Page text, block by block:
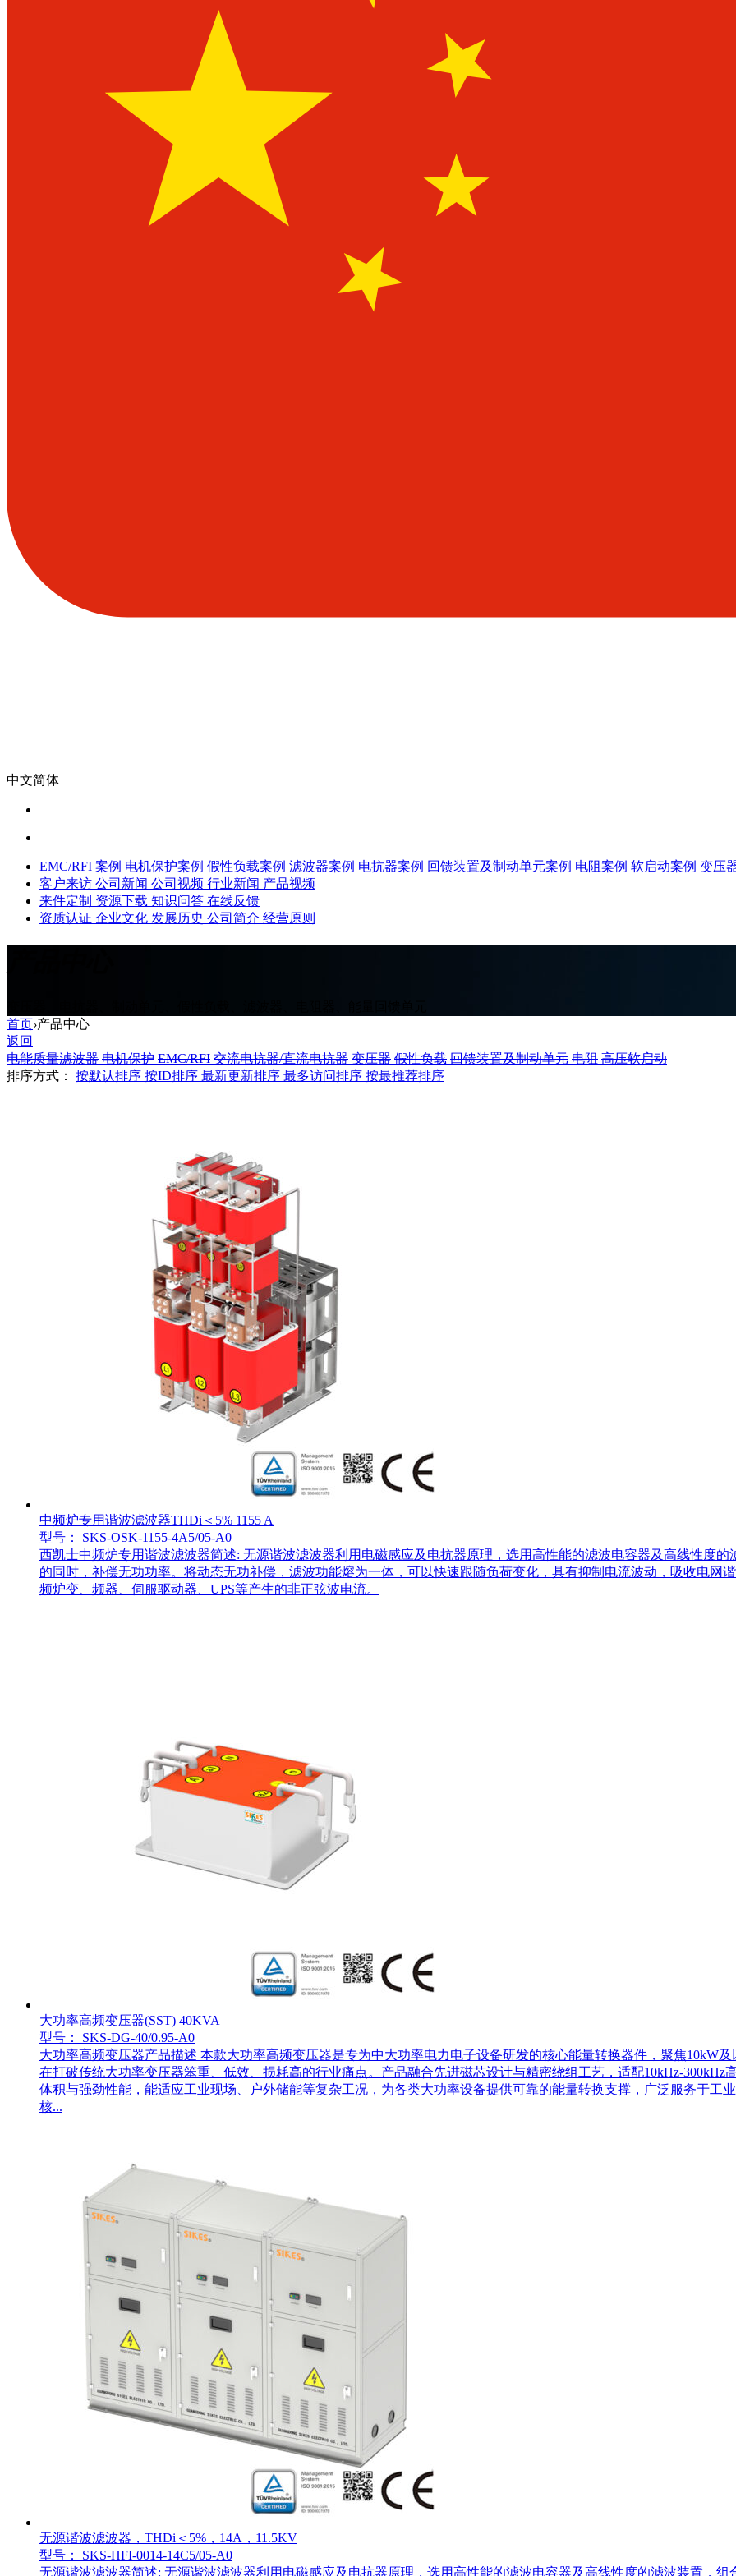
中文简体
EMC/RFI 案例 电机保护案例 假性负载案例 滤波器案例 电抗器案例 回馈装置及制动单元案例 电阻案例 软启动案例 变压
客户来访 公司新闻 公司视频 行业新闻 产品视频
来件定制 资源下载 知识问答 在线反馈
资质认证 企业文化 发展历史 公司简介 经营原则
首页›产品中心
返回
电能质量滤波器 电机保护 EMC/RFI 交流电抗器/直流电抗器 变压器 假性负载 回馈装置及制动单元 电阻 高压软启动
排序方式：
按默认排序 按ID排序 最新更新排序 最多访问排序 按最推荐排序
中频炉专用谐波滤波器THDi＜5% 1155 A
型号： SKS-OSK-1155-4A5/05-A0
西凯士中频炉专用谐波滤波器简述: 无源谐波滤波器利用电磁感应及电抗器原理，选用高性能的滤波电容器及高线性度
的同时，补偿无功功率。将动态无功补偿，滤波功能熔为一体，可以快速跟随负荷变化，具有抑制电流波动，吸收电网
频炉变、频器、伺服驱动器、UPS等产生的非正弦波电流。
大功率高频变压器(SST) 40KVA
型号： SKS-DG-40/0.95-A0
大功率高频变压器产品描述 本款大功率高频变压器是专为中大功率电力电子设备研发的核心能量转换器件，聚焦10kW
在打破传统大功率变压器笨重、低效、损耗高的行业痛点。产品融合先进磁芯设计与精密绕组工艺，适配10kHz-
体积与强劲性能，能适应工业现场、户外储能等复杂工况，为各类大功率设备提供可靠的能量转换支撑，广泛服务于工
核...
无源谐波滤波器，THDi＜5%，14A，11.5KV
型号： SKS-HFI-0014-14C5/05-A0
无源谐波滤波器简述: 无源谐波滤波器利用电磁感应及电抗器原理，选用高性能的滤波电容器及高线性度的滤波装置，